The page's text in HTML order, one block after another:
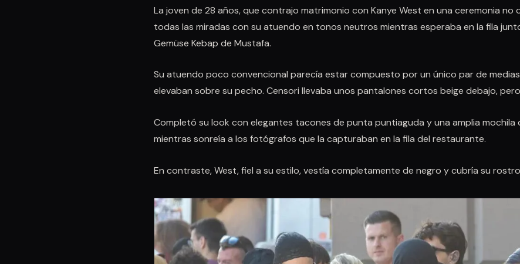
La joven de 28 años, que contrajo matrimonio con Kanye West en una ceremonia no
todas las miradas con su atuendo en tonos neutros mientras esperaba en la fila
Gemüse Kebap de Mustafa.
Su atuendo poco convencional parecía estar compuesto por un único par de
elevaban sobre su pecho. Censori llevaba unos pantalones cortos beige debajo,
Completó su look con elegantes tacones de punta puntiaguda y una amplia mochila
mientras sonreía a los fotógrafos que la capturaban en la fila del restaurante.
En contraste, West, fiel a su estilo, vestía completamente de negro y cubría su rostro